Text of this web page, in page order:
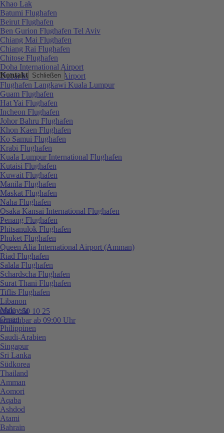
Kontakt Schließen
0800 / 50 10 25
erreichbar ab 09:00 Uhr
Khao Lak
Batumi Flughafen
Beirut Flughafen
Ben Gurion Flughafen Tel Aviv
Chiang Mai Flughafen
Chiang Rai Flughafen
Chitose Flughafen
Doha International Airport
Dubai International Airport
Flughafen Langkawi Kuala Lumpur
Guam Flughafen
Hat Yai Flughafen
Incheon Flughafen
Johor Bahru Flughafen
Khon Kaen Flughafen
Ko Samui Flughafen
Krabi Flughafen
Kuala Lumpur International Flughafen
Kutaisi Flughafen
Kuwait Flughafen
Manila Flughafen
Maskat Flughafen
Naha Flughafen
Osaka Kansai International Flughafen
Penang Flughafen
Phitsanulok Flughafen
Phuket Flughafen
Queen Alia International Airport (Amman)
Riad Flughafen
Salala Flughafen
Schardscha Flughafen
Surat Thani Flughafen
Tiflis Flughafen
Libanon
Malaysia
Oman
Philippinen
Saudi-Arabien
Singapur
Sri Lanka
Südkorea
Thailand
Amman
Aomori
Aqaba
Ashdod
Atami
Bahrain